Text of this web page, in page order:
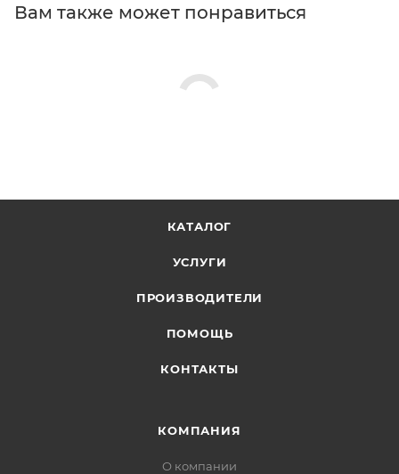
Вам также может понравиться
КАТАЛОГ
УСЛУГИ
ПРОИЗВОДИТЕЛИ
ПОМОЩЬ
КОНТАКТЫ
КОМПАНИЯ
О компании